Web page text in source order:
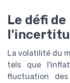
Le défi
La volatilité du
tels que
fluctuation